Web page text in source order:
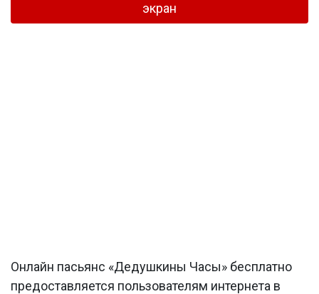
экран
Онлайн пасьянс «Дедушкины Часы» бесплатно
предоставляется пользователям интернета в